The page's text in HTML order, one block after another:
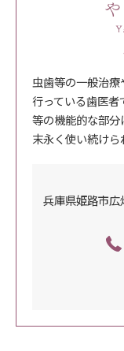
虫歯等の一般治
行っている歯医
等の機能的な部分
末永く使い続けら
兵庫県姫路市